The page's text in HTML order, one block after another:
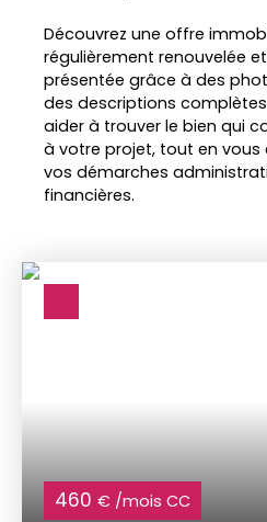
Découvrez une offre
régulièrement renouvelée
présentée grâce à des
des descriptions
aider à trouver le bien qui
à votre projet, tout en
vos démarches
financières.
460 € /mois CC